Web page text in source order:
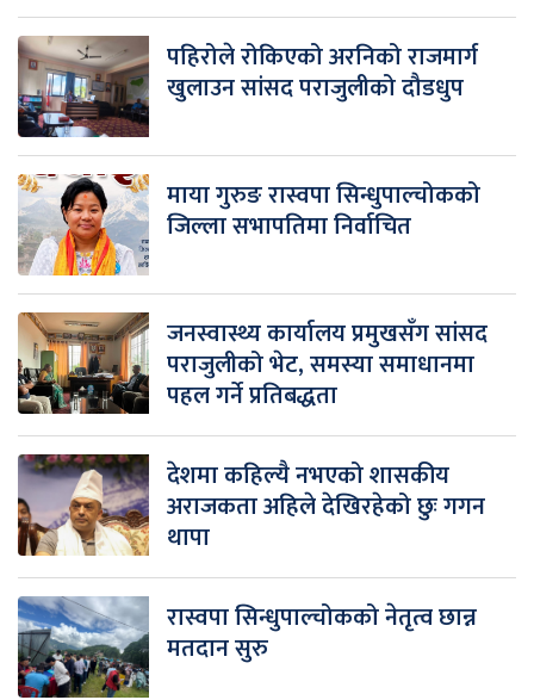
पहिरोले रोकिएको अरनिको राजमार्ग
खुलाउन सांसद पराजुलीको दौडधुप
माया गुरुङ रास्वपा सिन्धुपाल्चोकको
जिल्ला सभापतिमा निर्वाचित
जनस्वास्थ्य कार्यालय प्रमुखसँग सांसद
पराजुलीको भेट, समस्या समाधानमा
पहल गर्ने प्रतिबद्धता
देशमा कहिल्यै नभएको शासकीय
अराजकता अहिले देखिरहेको छुः गगन
थापा
रास्वपा सिन्धुपाल्चोकको नेतृत्व छान्न
मतदान सुरु